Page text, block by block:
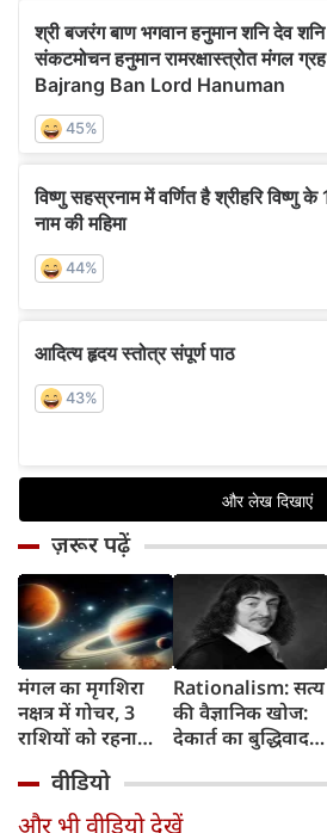
ज़रूर पढ़ें
मंगल का मृगशिरा
नक्षत्र में गोचर, 3
राशियों को रहना
सावधान
Rationalism: सत्य
की वैज्ञानिक खोज:
देकार्त का बुद्धिवाद
का जन्म
वीडियो
और भी वीडियो देखें